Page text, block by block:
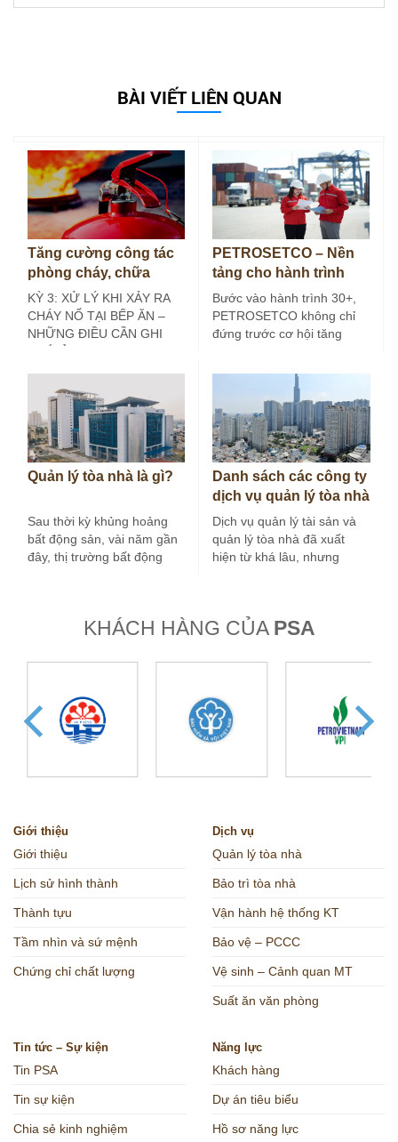
BÀI VIẾT LIÊN QUAN
Tăng cường công tác
phòng cháy, chữa
cháy tại bếp ăn công
nghiệp (Kỳ 3)
KỲ 3: XỬ LÝ KHI XẢY RA
CHÁY NỔ TẠI BẾP ĂN –
NHỮNG ĐIỀU CẦN GHI
PETROSETCO – Nền
tảng cho hành trình
30+
Bước vào hành trình 30+,
PETROSETCO không chỉ
đứng trước cơ hội tăng
Quản lý tòa nhà là gì?
Sau thời kỳ khủng hoảng
bất động sản, vài năm gần
đây, thị trường bất động
Danh sách các công ty
dịch vụ quản lý tòa nhà
tại Hà Nội
Dịch vụ quản lý tài sản và
quản lý tòa nhà đã xuất
hiện từ khá lâu, nhưng
KHÁCH HÀNG CỦA PSA
Giới thiệu
Giới thiệu
Lịch sử hình thành
Thành tựu
Tầm nhìn và sứ mệnh
Chứng chỉ chất lượng
Dịch vụ
Quản lý tòa nhà
Bảo trì tòa nhà
Vận hành hệ thống KT
Bảo vệ – PCCC
Vệ sinh – Cảnh quan MT
Suất ăn văn phòng
Tin tức – Sự kiện
Tin PSA
Tin sự kiện
Chia sẻ kinh nghiệm
Năng lực
Khách hàng
Dự án tiêu biểu
Hồ sơ năng lực